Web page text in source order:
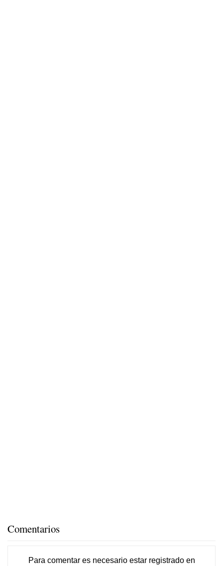
Comentarios
Para comentar es necesario estar registradoen